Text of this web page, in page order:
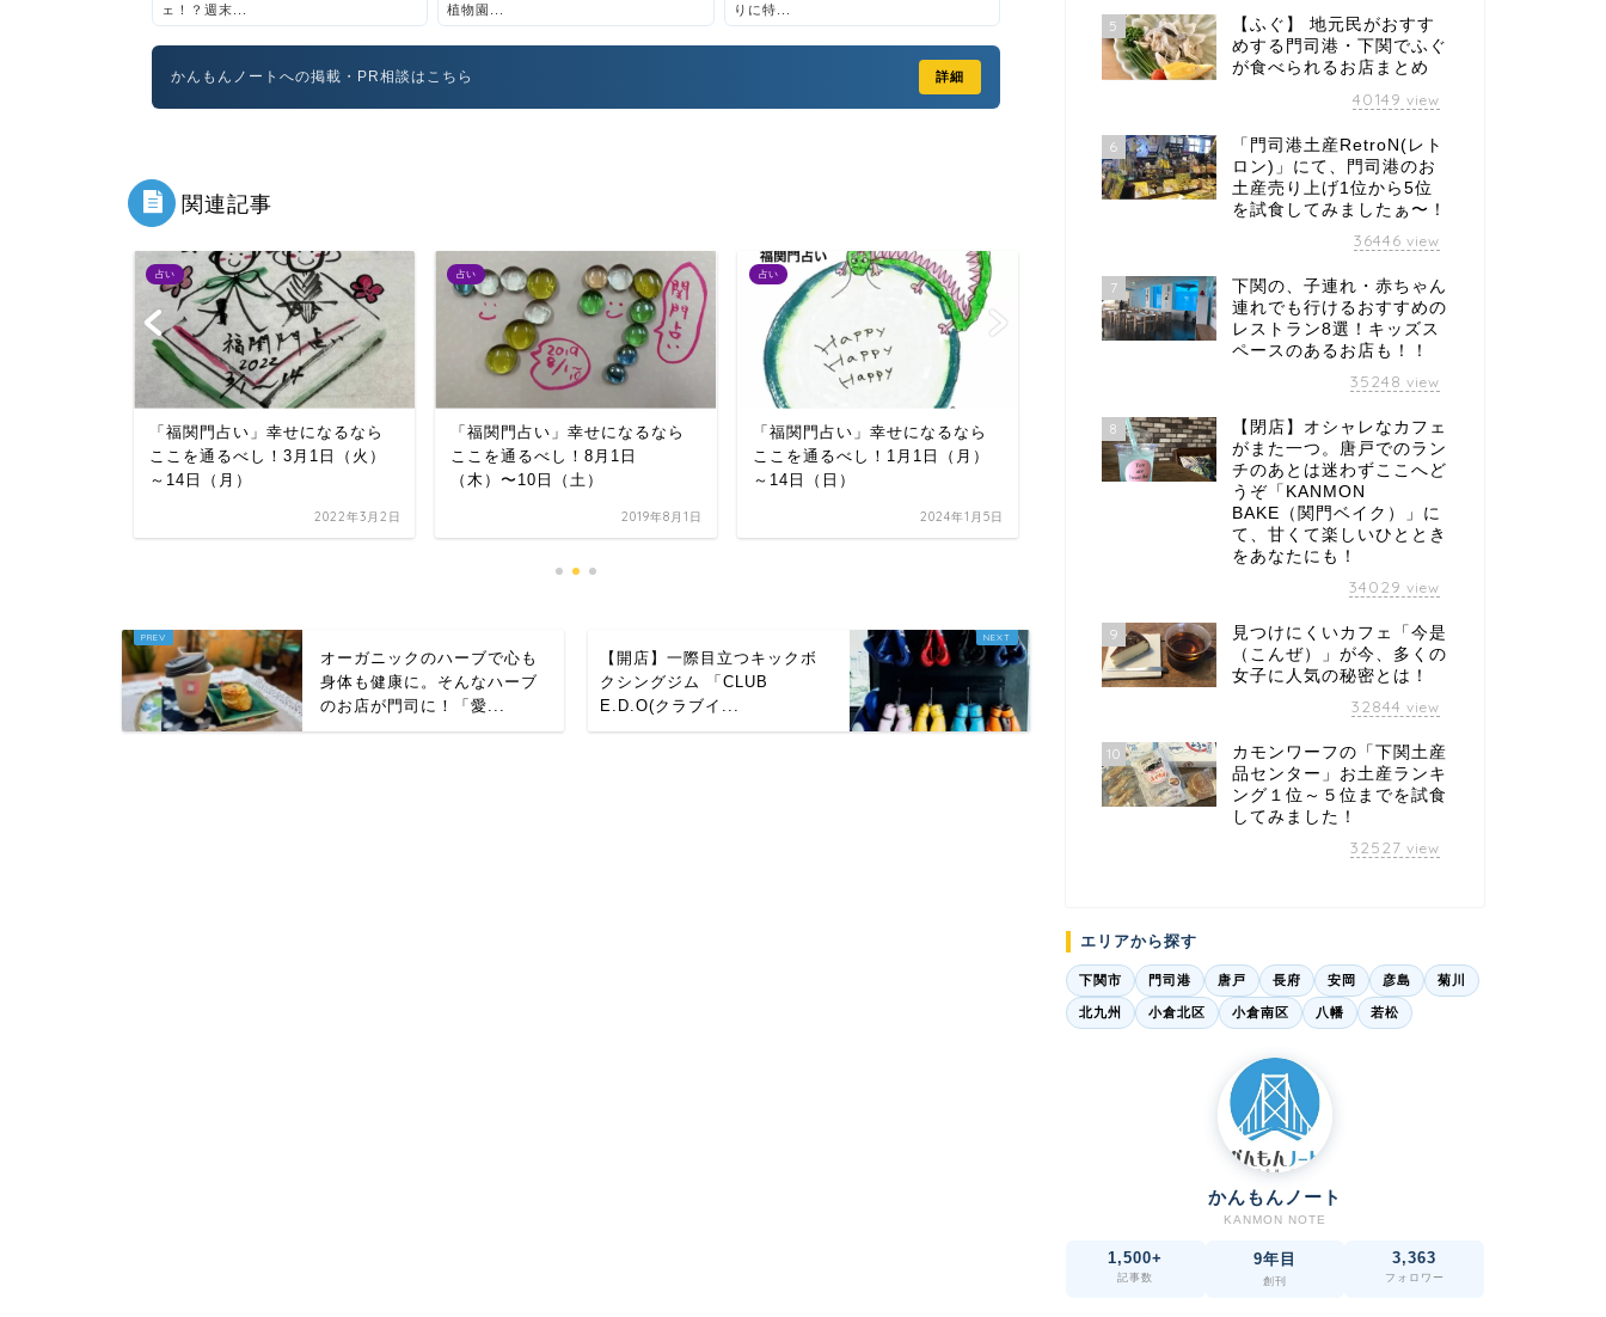
ェ！？週末...
植物園...
りに特...
かんもんノートへの掲載・PR相談はこちら 詳細
関連記事
占い
「福関門占い」幸せになるなら
ここを通るべし！3月1日（火）
～14日（月）
2022年3月2日
占い
「福関門占い」幸せになるなら
ここを通るべし！8月1日
（木）〜10日（土）
2019年8月1日
占い
「福関門占い」幸せになるなら
ここを通るべし！1月1日（月）
～14日（日）
2024年1月5日
「福関門占い」幸せになるなら
ここを通るべし！3月1日（火）
～14日（月）
2022年3月2日
「福関門占い」幸せになるなら
ここを通るべし！8月1日
（木）〜10日（土）
オーガニックのハーブで心も
身体も健康に。そんなハーブ
のお店が門司に！「愛...
【開店】一際目立つキックボ
クシングジム 「CLUB
E.D.O(クラブイ...
5
【ふぐ】 地元民がおすす
めする門司港・下関でふぐ
が食べられるお店まとめ
40149 view
6
「門司港土産RetroN(レト
ロン)」にて、門司港のお
土産売り上げ1位から5位
を試食してみましたぁ〜！
36446 view
7
下関の、子連れ・赤ちゃん
連れでも行けるおすすめの
レストラン8選！キッズス
ペースのあるお店も！！
35248 view
8
【閉店】オシャレなカフェ
がまた一つ。唐戸でのラン
チのあとは迷わずここへど
うぞ「KANMON
BAKE（関門ベイク）」に
て、甘くて楽しいひととき
をあなたにも！
34029 view
9
見つけにくいカフェ「今是
（こんぜ）」が今、多くの
女子に人気の秘密とは！
32844 view
10
カモンワーフの「下関土産
品センター」お土産ランキ
ング１位～５位までを試食
してみました！
32527 view
エリアから探す
下関市 門司港 唐戸 長府 安岡 彦島 菊川
北九州 小倉北区 小倉南区 八幡 若松
かんもんノート
KANMON NOTE
1,500+
記事数
9年目
創刊
3,363
フォロワー